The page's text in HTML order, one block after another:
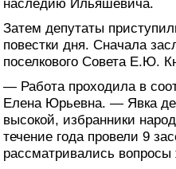
наследию Ильяшевича.
Затем депутаты
повестки дня. Сначала
поселкового Совета Е.Ю.
— Работа проходила в
Елена Юрьевна. — Явка
высокой, избранники
течение года провели 9
рассматривались вопросы